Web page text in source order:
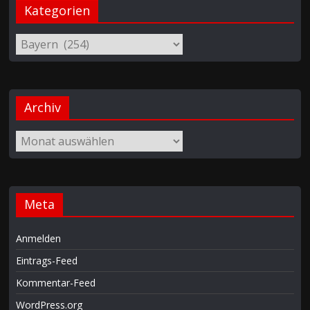
Kategorien
Archiv
Meta
Anmelden
Eintrags-Feed
Kommentar-Feed
WordPress.org